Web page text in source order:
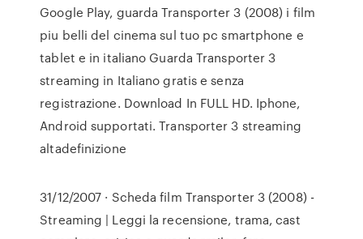
Google Play, guarda Transporter 3 (2008) i film
piu belli del cinema sul tuo pc smartphone e
tablet e in italiano Guarda Transporter 3
streaming in Italiano gratis e senza
registrazione. Download In FULL HD. Iphone,
Android supportati. Transporter 3 streaming
altadefinizione
31/12/2007 · Scheda film Transporter 3 (2008) -
Streaming | Leggi la recensione, trama, cast